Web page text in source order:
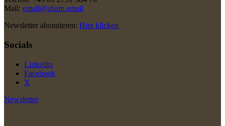
Mail: email@abam.email
Newsletter abonnieren: Hier klicken
Socials
Linkedin
Facebook
X
Newsletter